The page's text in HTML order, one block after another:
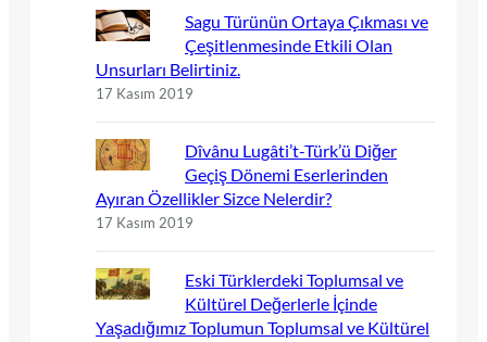
Sagu Türünün Ortaya Çıkması ve
Çeşitlenmesinde Etkili Olan
Unsurları Belirtiniz.
17 Kasım 2019
Dîvânu Lugâti’t-Türk’ü Diğer
Geçiş Dönemi Eserlerinden
Ayıran Özellikler Sizce Nelerdir?
17 Kasım 2019
Eski Türklerdeki Toplumsal ve
Kültürel Değerlerle İçinde
Yaşadığımız Toplumun Toplumsal ve Kültürel